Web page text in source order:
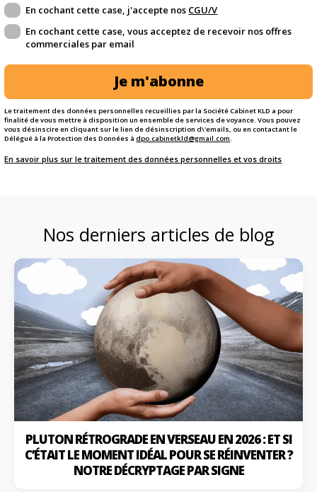
En cochant cette case, j'accepte nos CGU/V
En cochant cette case, vous acceptez de recevoir nos offres
commerciales par email
Je m'abonne
Le traitement des données personnelles recueillies par la Société Cabinet KLD a pour
finalité de vous mettre à disposition un ensemble de services de voyance. Vous pouvez
vous désinscire en cliquant sur le lien de désinscription d\'emails, ou en contactant le
Délégué à la Protection des Données àdpo.cabinetkld@gmail.com.
En savoir plus sur le traitement des données personnelles et vos droits
Nos derniers articles de blog
PLUTON RÉTROGRADE EN VERSEAU EN 2026 : ET SI
C’ÉTAIT LE MOMENT IDÉAL POUR SE RÉINVENTER ?
NOTRE DÉCRYPTAGE PAR SIGNE